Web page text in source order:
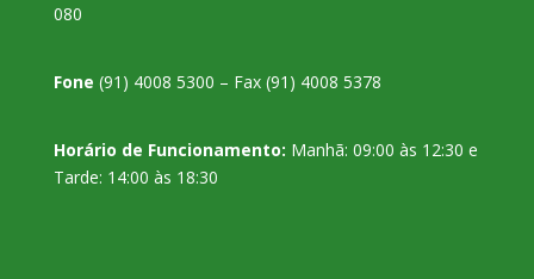
080
Fone (91) 4008 5300 – Fax (91) 4008 5378
Horário de Funcionamento: Manhã: 09:00 às 12:30 e
Tarde: 14:00 às 18:30